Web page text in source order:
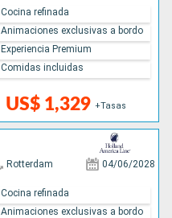
US$ 1,329 +Tasas
Cocina refinada
Animaciones exclusivas a bordo
Experiencia Premium
Comidas incluidas
Rotterdam 04/06/2028
Cocina refinada
Animaciones exclusivas a bordo